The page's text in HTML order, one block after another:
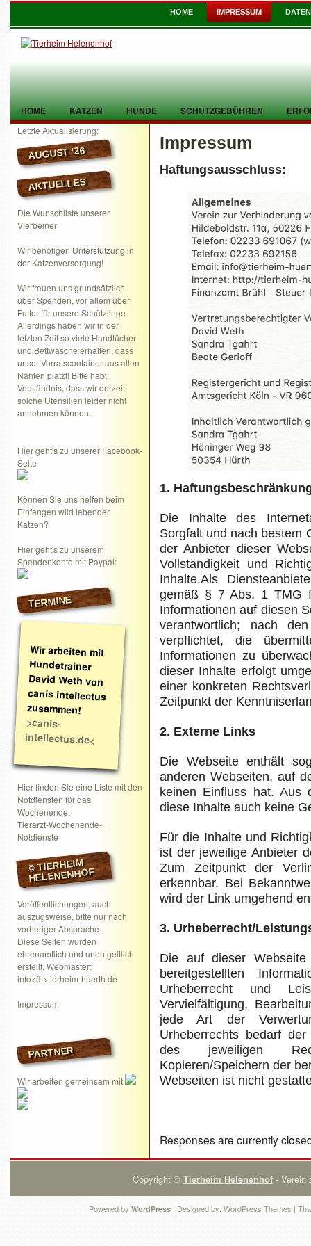
HOME IMPRESSUM
HOME KATZEN HUNDE SCHUTZGEBÜHREN
TIER GEFUNDEN KONTAKT
Letzte Aktualisierung:
AUGUST ’26
AKTUELLES
Die Wunschliste unserer
Vierbeiner
Wir benötigen Unterstützung in
der Katzenversorgung!
Wir freuen uns grundsätzlich
über Spenden, vor allem über
Futter für unsere Schützlinge.
Allerdings haben wir in der
letzten Zeit so viele Handtücher
und Bettwäsche erhalten, dass
unser Vorratscontainer aus allen
Nähten platzt! Bitte habt
Verständnis, dass wir derzeit
solche Utensilien leider nicht
annehmen können.
Hier geht's zu unserer Facebook-
Seite
Können Sie uns helfen beim
Einfangen wild lebender
Katzen?
Hier geht's zu unserem
Spendenkonto mit Paypal:
TERMINE
Wir arbeiten mit
Hundetrainer
David Weth von
canis intellectus
zusammen!
>canis-
intellectus.de<
Hier finden Sie eine Liste mit den
Notdiensten für das
Wochenende:
Tierarzt-Wochenende-
Notdienste
© TIERHEIM
HELENENHOF
Veröffentlichungen, auch
auszugsweise, bitte nur nach
vorheriger Absprache.
Diese Seiten wurden
ehrenamtlich und unentgeltlich
erstellt. Webmaster:
info<ät>tierheim-huerth.de
Impressum
PARTNER
Wir arbeiten gemeinsam mit
Impressum
Haftungsausschluss:
1.
Die Inhalte des
Sorgfalt und nach bestem
der Anbieter dieser
Vollständigkeit und
Inhalte.Als
gemäß § 7 Abs. 1 TMG
Informationen auf diesen
verantwortlich; nach
verpflichtet, die
Informationen zu
dieser Inhalte erfolgt
einer konkreten
Zeitpunkt der
2. Externe Links
Die Webseite enthält
anderen Webseiten, auf
keinen Einfluss hat. Aus
diese Inhalte auch keine
Für die Inhalte und
ist der jeweilige Anbieter
Zum Zeitpunkt der
erkennbar. Bei
wird der Link umgehend
3. Urheberrecht/
Die auf dieser
bereitgestellten
Urheberrecht und
Vervielfältigung,
jede Art der
Urheberrechts bedarf
des jeweiligen
Kopieren/Speichern der
Webseiten ist nicht
Responses are currently
Copyright © Tierheim Helenenhof- Verein
Powered by WordPress | Designed by: WordPress Themes |